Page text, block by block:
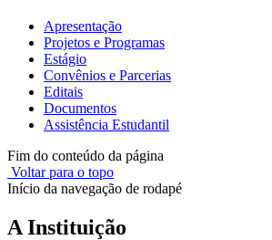
Apresentação
Projetos e Programas
Estágio
Convênios e Parcerias
Editais
Documentos
Assistência Estudantil
Fim do conteúdo da página
Voltar para o topo
Início da navegação de rodapé
A Instituição